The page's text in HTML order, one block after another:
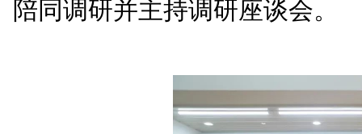
4 月10日，武汉海事法
委员侯振坤等一行到南
长花玉军参加调研座谈